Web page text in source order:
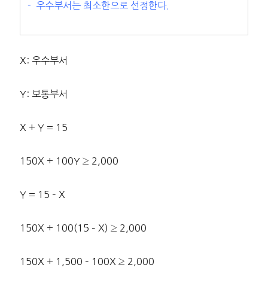
－ 우수부서는 최소한으로 선정한다.
X: 우수부서
Y: 보통부서
X + Y = 15
150X + 100Y ≥ 2,000
Y = 15 – X
150X + 100(15 – X) ≥ 2,000
150X + 1,500 – 100X ≥ 2,000